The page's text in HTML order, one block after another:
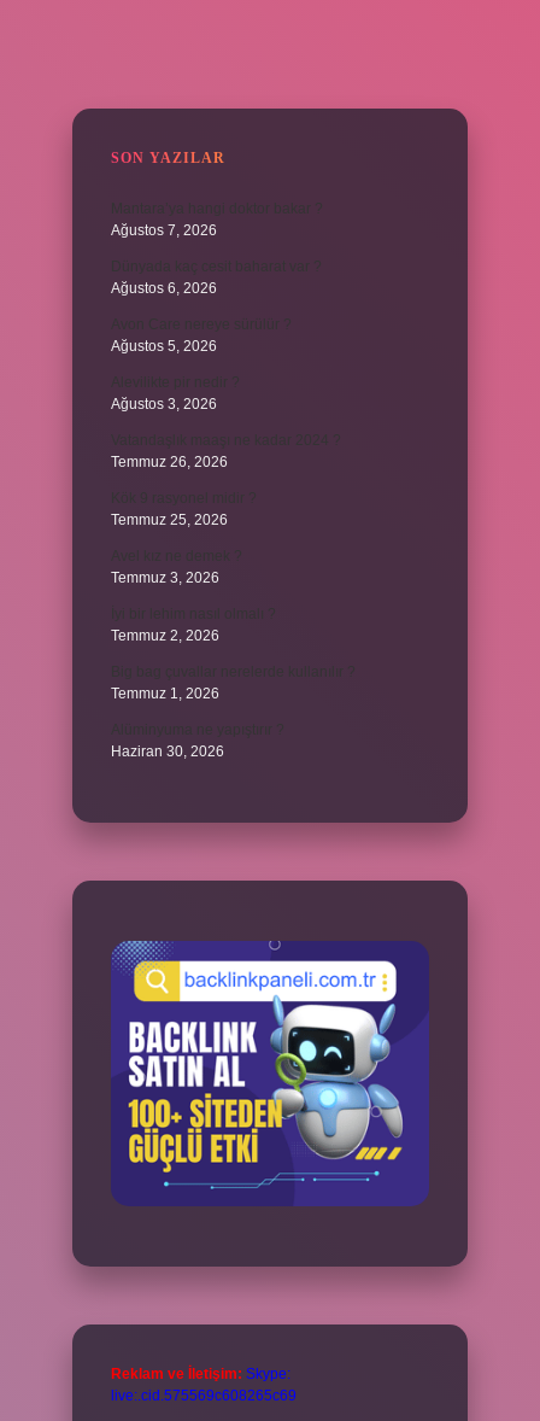
SON YAZILAR
Mantara’ya hangi doktor bakar ?
Ağustos 7, 2026
Dünyada kaç cesit baharat var ?
Ağustos 6, 2026
Ağustos 5, 2026
Ağustos 3, 2026
Temmuz 26, 2026
Temmuz 25, 2026
Temmuz 3, 2026
Temmuz 2, 2026
Temmuz 1, 2026
Haziran 30, 2026
Reklam ve İletişim: Skype:
live:.cid.575569c608265c69